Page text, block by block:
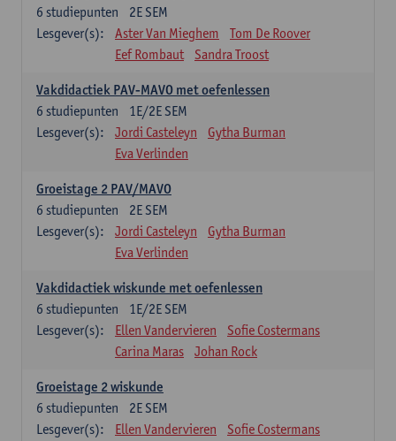
2E SEM
6 studiepunten
Lesgever(s):
Aster Van Mieghem
Tom De Roover
Eef Rombaut
Sandra Troost
Vakdidactiek PAV-MAVO met oefenlessen
1E/2E SEM
6 studiepunten
Lesgever(s):
Jordi Casteleyn
Gytha Burman
Eva Verlinden
Groeistage 2 PAV/MAVO
2E SEM
6 studiepunten
Lesgever(s):
Jordi Casteleyn
Gytha Burman
Eva Verlinden
Vakdidactiek wiskunde met oefenlessen
1E/2E SEM
6 studiepunten
Lesgever(s):
Ellen Vandervieren
Sofie Costermans
Carina Maras
Johan Rock
Groeistage 2 wiskunde
2E SEM
6 studiepunten
Lesgever(s):
Ellen Vandervieren
Sofie Costermans